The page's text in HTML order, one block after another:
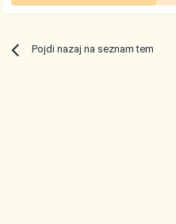
Pojdi nazaj na seznam tem